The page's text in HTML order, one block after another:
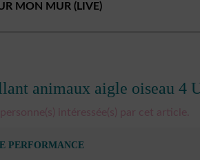
MON MUR (LIVE)
animaux aigle oiseau 4
intéressée(s) par cet article.
PERFORMANCE